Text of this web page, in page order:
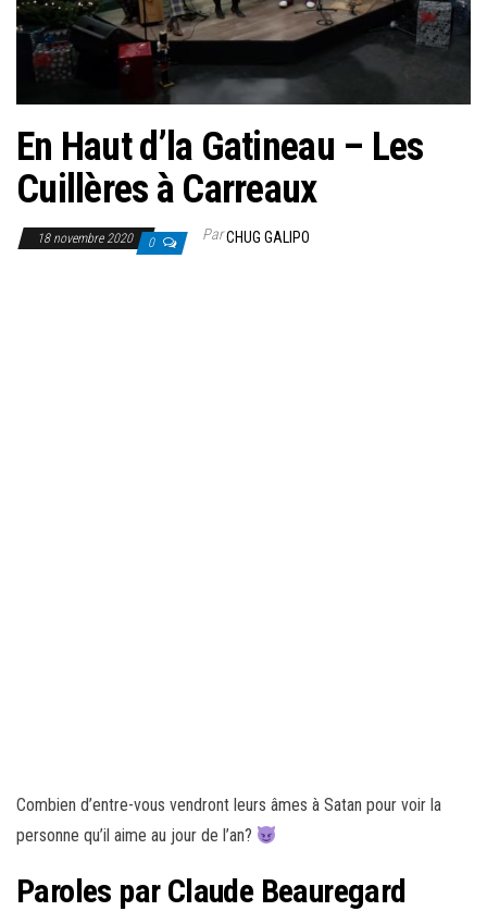
En Haut d’la Gatineau – Les
Cuillères à Carreaux
18 novembre 2020 0 ParCHUG GALIPO
Combien d’entre-vous vendront leurs âmes à Satan pour voir la
personne qu’il aime au jour de l’an?
Paroles par Claude Beauregard